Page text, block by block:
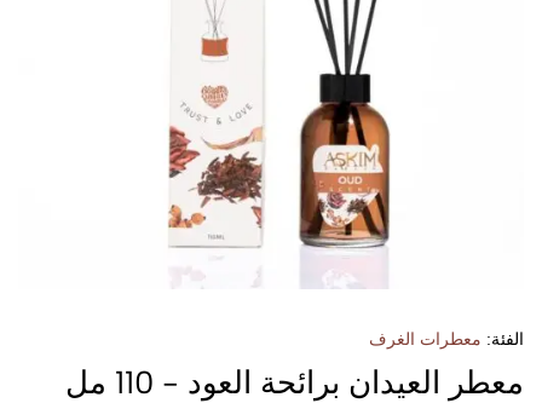
الفئة: معطرات الغرف
معطر العيدان برائحة العود - 110 مل